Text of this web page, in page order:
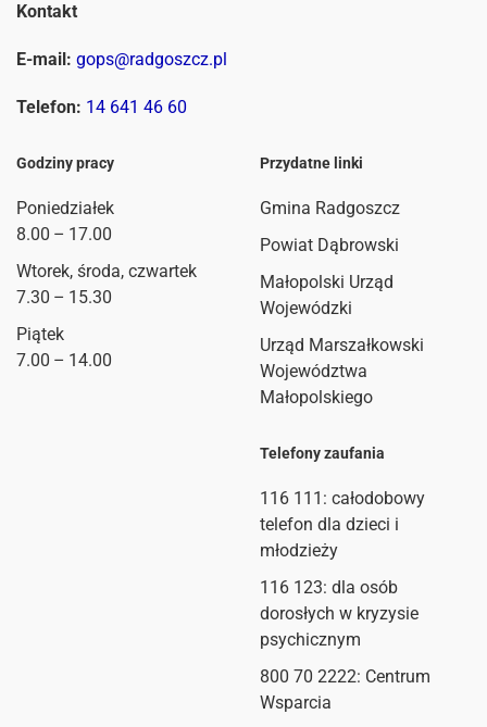
Kontakt
E-mail: gops@radgoszcz.pl
Telefon: 14 641 46 60
Godziny pracy
Poniedziałek
8.00 – 17.00
Wtorek, środa, czwartek
7.30 – 15.30
Piątek
7.00 – 14.00
Przydatne linki
Gmina Radgoszcz
Powiat Dąbrowski
Małopolski Urząd
Wojewódzki
Urząd Marszałkowski
Województwa
Małopolskiego
Telefony zaufania
116 111 : całodobowy
telefon dla dzieci i
młodzieży
116 123: dla osób
dorosłych w kryzysie
psychicznym
800 70 2222: Centrum
Wsparcia